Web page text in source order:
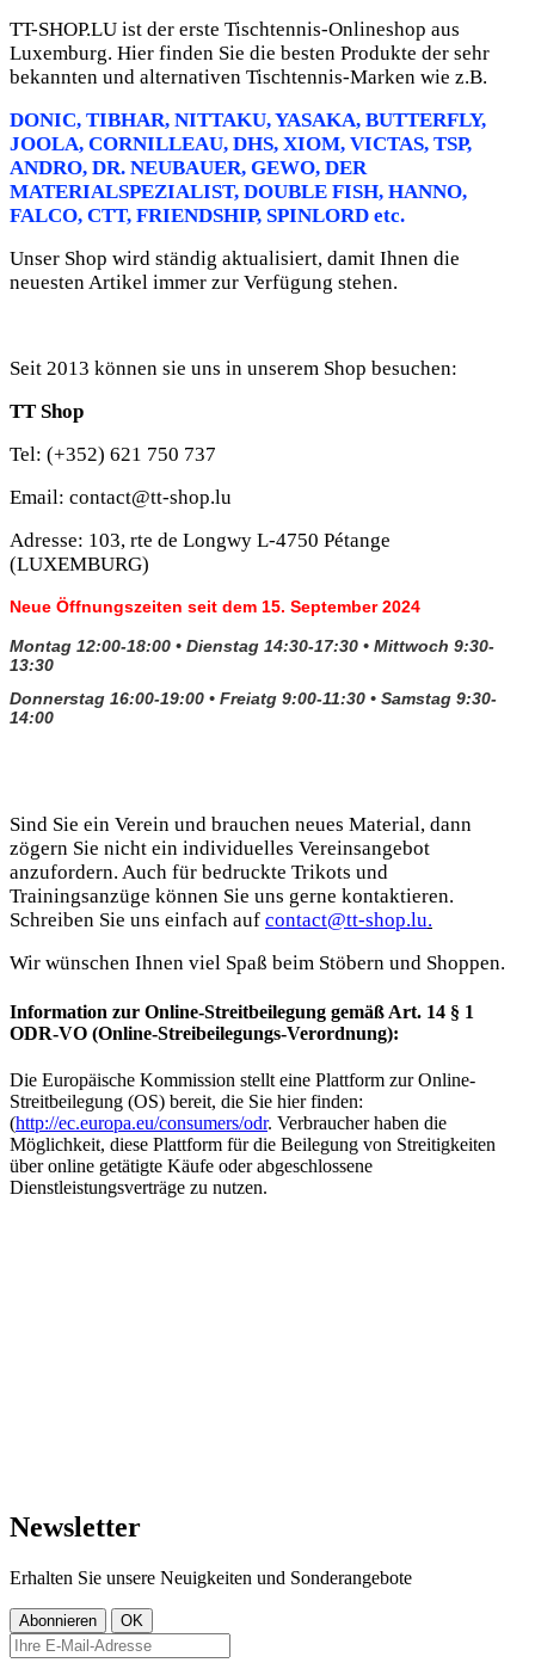
TT-SHOP.LU ist der erste Tischtennis-Onlineshop aus
Luxemburg. Hier finden Sie die besten Produkte der sehr
bekannten und alternativen Tischtennis-Marken wie z.B.
DONIC, TIBHAR, NITTAKU, YASAKA, BUTTERFLY,
JOOLA, CORNILLEAU, DHS, XIOM, VICTAS, TSP,
ANDRO, DR. NEUBAUER, GEWO, DER
MATERIALSPEZIALIST, DOUBLE FISH, HANNO,
FALCO, CTT, FRIENDSHIP, SPINLORD etc.
Unser Shop wird ständig aktualisiert, damit Ihnen die
neuesten Artikel immer zur Verfügung stehen.
Seit 2013 können sie uns in unserem Shop besuchen:
TT Shop
Tel: (+352) 621 750 737
Email: contact@tt-shop.lu
Adresse: 103, rte de Longwy L-4750 Pétange
(LUXEMBURG)
Neue Öffnungszeiten seit dem 15. September 2024
Montag 12:00-18:00 • Dienstag 14:30-17:30 • Mittwoch 9:30-
13:30
Donnerstag 16:00-19:00 • Freiatg 9:00-11:30 • Samstag 9:30-
14:00
Sind Sie ein Verein und brauchen neues Material, dann
zögern Sie nicht ein individuelles Vereinsangebot
anzufordern. Auch für bedruckte Trikots und
Trainingsanzüge können Sie uns gerne kontaktieren.
Schreiben Sie uns einfach auf contact@tt-shop.lu.
Wir wünschen Ihnen viel Spaß beim Stöbern und Shoppen.
Information zur Online-Streitbeilegung gemäß Art. 14 § 1
ODR-VO (Online-Streibeilegungs-Verordnung):
Die Europäische Kommission stellt eine Plattform zur Online-
Streitbeilegung (OS) bereit, die Sie hier finden:
(http://ec.europa.eu/consumers/odr. Verbraucher haben die
Möglichkeit, diese Plattform für die Beilegung von Streitigkeiten
über online getätigte Käufe oder abgeschlossene
Dienstleistungsverträge zu nutzen.
Newsletter
Erhalten Sie unsere Neuigkeiten und Sonderangebote